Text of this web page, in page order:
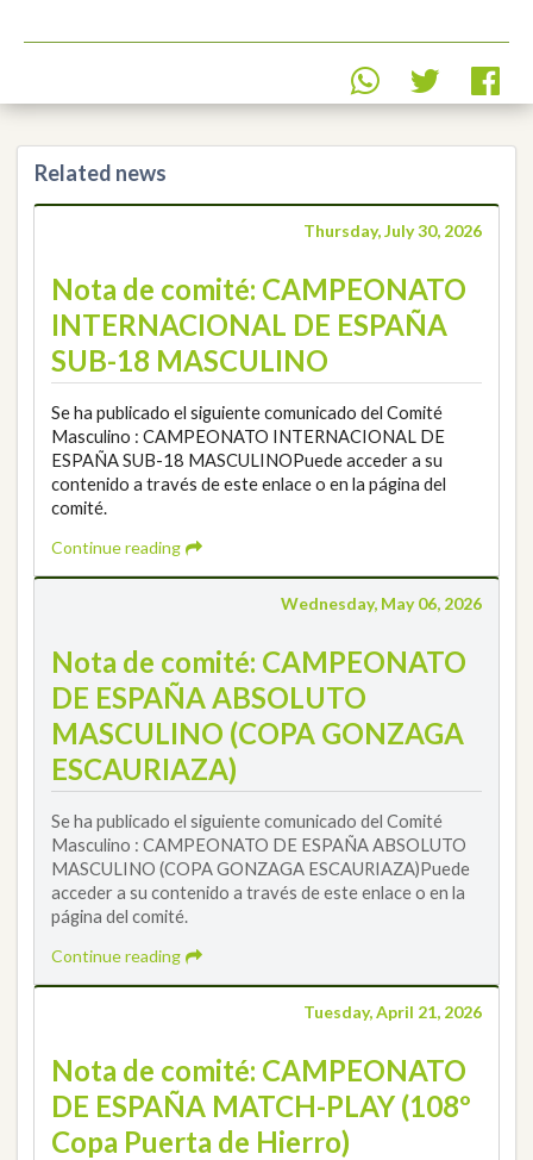
Related news
Thursday, July 30, 2026
Nota de comité: CAMPEONATO
INTERNACIONAL DE ESPAÑA
SUB-18 MASCULINO
Se ha publicado el siguiente comunicado del Comité
Masculino : CAMPEONATO INTERNACIONAL DE
ESPAÑA SUB-18 MASCULINOPuede acceder a su
contenido a través de este enlace o en la página del
comité.
Continue reading
Wednesday, May 06, 2026
Nota de comité: CAMPEONATO
DE ESPAÑA ABSOLUTO
MASCULINO (COPA GONZAGA
ESCAURIAZA)
Se ha publicado el siguiente comunicado del Comité
Masculino : CAMPEONATO DE ESPAÑA ABSOLUTO
MASCULINO (COPA GONZAGA ESCAURIAZA)Puede
acceder a su contenido a través de este enlace o en la
página del comité.
Continue reading
Tuesday, April 21, 2026
Nota de comité: CAMPEONATO
DE ESPAÑA MATCH-PLAY (108º
Copa Puerta de Hierro)